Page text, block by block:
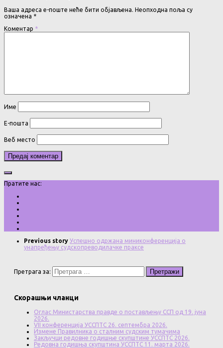
Ваша адреса е-поште неће бити објављена. Неопходна поља су
означена *
Коментар *
Име
Е-пошта
Веб место
Пратите нас:
Previous story Успешно одржана миниконференција о
унапређењу судскопреводилачке праксе
Претрага за:
Скорашњи чланци
Оглас Министарства правде о постављењу ССП од 19. јуна
2026.
VII конференција УССПТС 26. септембра 2026.
Измене Правилника о сталним судским тумачима
Закључци редовне годишње скупштине УССПТС 2026.
Редовна годишња скупштина УССПТС 11. марта 2026.